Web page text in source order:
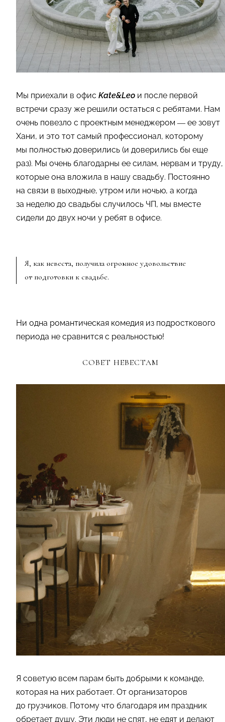
Мы приехали в офис Kate&Leo и после первой
встречи сразу же решили остаться с ребятами. Нам
очень повезло с проектным менеджером — ее зовут
Хани, и это тот самый профессионал, которому
мы полностью доверились (и доверились бы еще
раз). Мы очень благодарны ее силам, нервам и труду,
которые она вложила в нашу свадьбу. Постоянно
на связи в выходные, утром или ночью, а когда
за неделю до свадьбы случилось ЧП, мы вместе
сидели до двух ночи у ребят в офисе.
Я, как невеста, получила огромное удовольствие
от подготовки к свадьбе.
Ни одна романтическая комедия из подросткового
периода не сравнится с реальностью!
СОВЕТ НЕВЕСТАМ
Я советую всем парам быть добрыми к команде,
которая на них работает. От организаторов
до грузчиков. Потому что благодаря им праздник
обретает душу. Эти люди не спят, не едят и делают